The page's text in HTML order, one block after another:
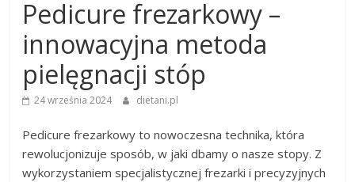
Pedicure frezarkowy –
innowacyjna metoda
pielęgnacji stóp
24 września 2024 dietani.pl
Pedicure frezarkowy to nowoczesna technika, która
rewolucjonizuje sposób, w jaki dbamy o nasze stopy. Z
wykorzystaniem specjalistycznej frezarki i precyzyjnych